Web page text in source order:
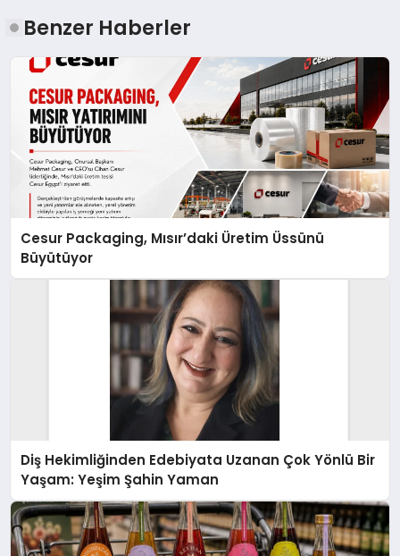
Benzer Haberler
Cesur Packaging, Mısır’daki Üretim Üssünü
Büyütüyor
Diş Hekimliğinden Edebiyata Uzanan Çok Yönlü Bir
Yaşam: Yeşim Şahin Yaman